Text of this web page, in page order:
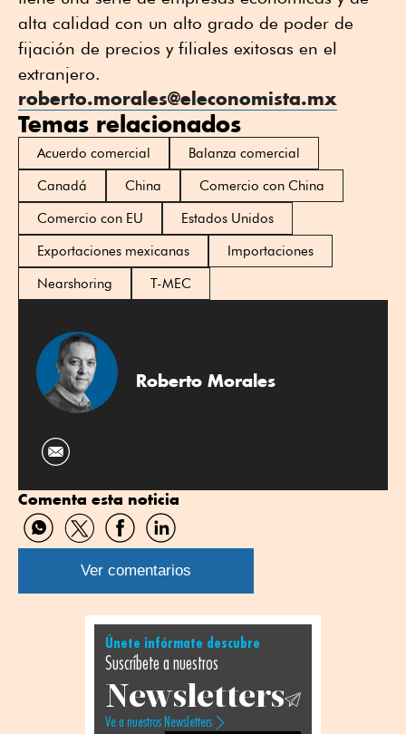
alta calidad con un alto grado de poder de
fijación de precios y filiales exitosas en el
extranjero.
roberto.morales@eleconomista.mx
Temas relacionados
Acuerdo comercial
Balanza comercial
Canadá
China
Comercio con China
Comercio con EU
Estados Unidos
Exportaciones mexicanas
Importaciones
Nearshoring
T-MEC
Roberto Morales
Comenta esta noticia
Compartir
por
WhatsApp
Compartir
por
Twitter
Compartir
por
Facebook
Compartir
por
Linkedin
Ver comentarios
Únete infórmate descubre
Suscríbete a nuestros
Newsletters
Ve a nuestros Newsletters